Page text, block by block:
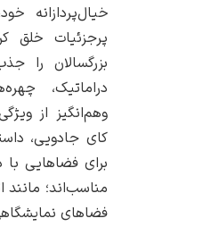
تابلوها
خیال‌پردازانه
پرجزئیات خلق
بزرگسالان را جذب
دراماتیک،
وهم‌انگیز از
کای جادویی،
برای فضاهایی با دکور
مناسب‌اند؛ مانند
فضاهای نمایشگاهی